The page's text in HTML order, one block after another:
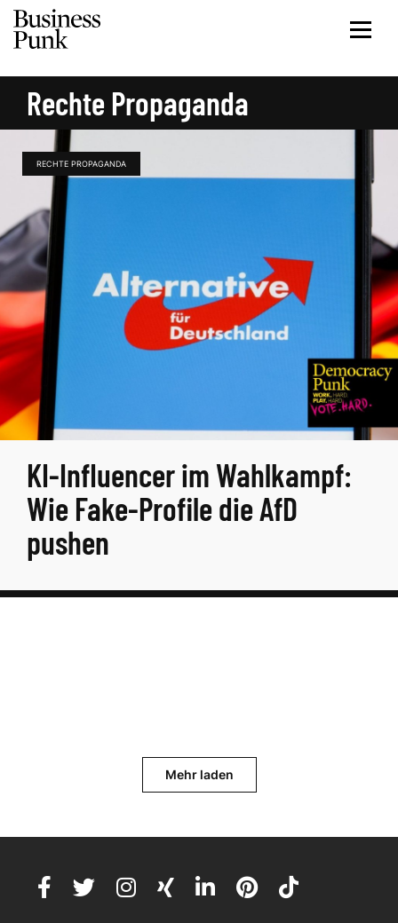
Rechte Propaganda
RECHTE PROPAGANDA
KI-Influencer im Wahlkampf:
Wie Fake-Profile die AfD
pushen
Mehr laden